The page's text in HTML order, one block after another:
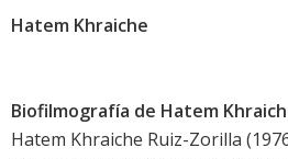
Hatem Khraiche
Biofilmografía de Hatem
Hatem Khraiche Ruiz-Zorilla